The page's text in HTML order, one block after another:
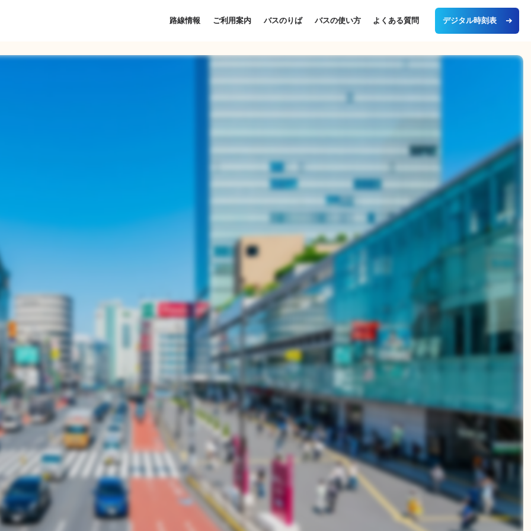
路線情報 ご利用案内 バスのりば バスの使い方 よくある質問 デジタル時刻表